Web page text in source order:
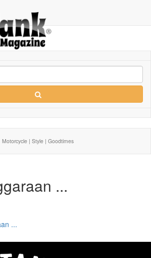
Motorcycle | Style | Goodtimes
...
...